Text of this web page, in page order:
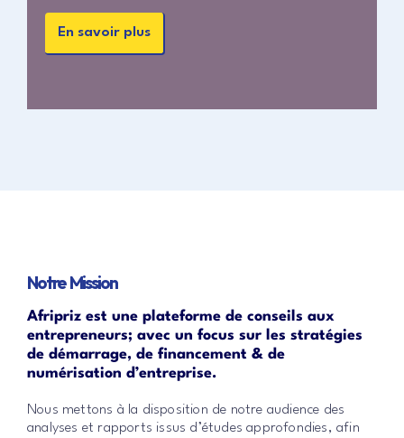
En savoir plus
Notre Mission
Afripriz est une plateforme de conseils aux
entrepreneurs; avec un focus sur les stratégies
de démarrage, de financement & de
numérisation d’entreprise.
Nous mettons à la disposition de notre audience des
analyses et rapports issus d’études approfondies, afin